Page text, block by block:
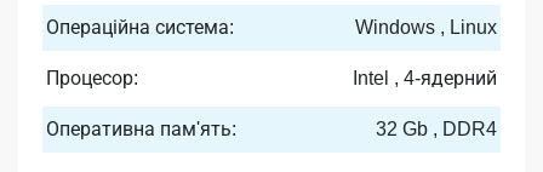
Операційна система: Windows , Linux
Процесор: Intel , 4-ядерний
Оперативна пам'ять: 32 Gb , DDR4